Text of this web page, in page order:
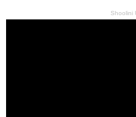
Shoolini